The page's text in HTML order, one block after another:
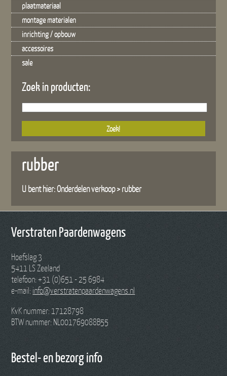
plaatmateriaal
montage materialen
inrichting / opbouw
accessoires
sale
Zoek in producten:
rubber
U bent hier:Onderdelen verkoop>rubber
Verstraten Paardenwagens
Hoefslag 3
5411 LS Zeeland
telefoon: +31 (0)651 - 25 6984
e-mail: info@verstratenpaardenwagens.nl
KvK nummer: 17128798
BTW nummer: NL001769088B55
Bestel- en bezorg info